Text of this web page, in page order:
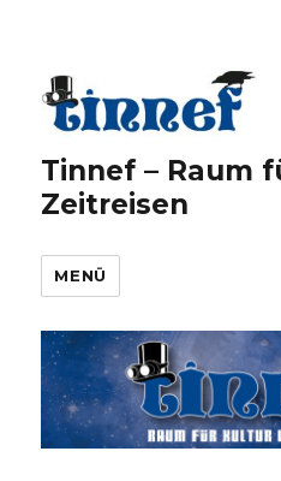
Tinnef – Raum
Zeitreisen
MENÜ